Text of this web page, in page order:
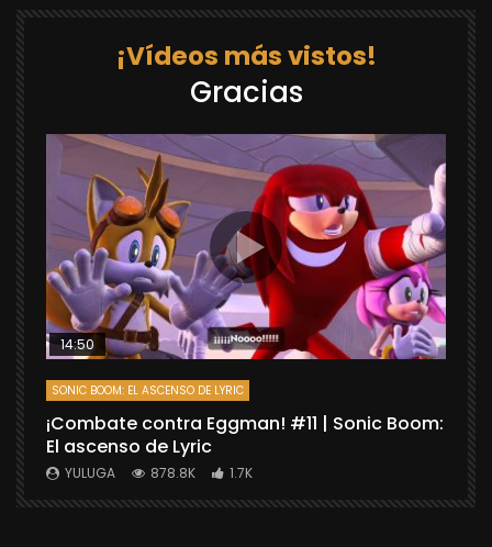
¡Vídeos más vistos!
Gracias
14:50
SONIC BOOM: EL ASCENSO DE LYRIC
¡Combate contra Eggman! #11 | Sonic Boom:
El ascenso de Lyric
YULUGA 878.8K 1.7K